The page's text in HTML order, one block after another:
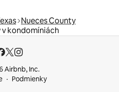
Nueces County
v kondomíniách
Airbnb, Inc.
Podmienky